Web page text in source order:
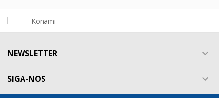
NEWSLETTER 
SIGA-NOS 